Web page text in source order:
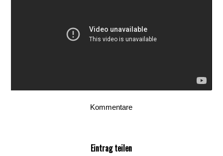
Kommentare
Eintrag teilen